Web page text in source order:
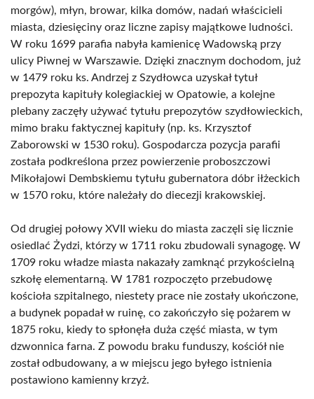
morgów), młyn, browar, kilka domów, nadań właścicieli
miasta, dziesięciny oraz liczne zapisy majątkowe ludności.
W roku 1699 parafia nabyła kamienicę Wadowską przy
ulicy Piwnej w Warszawie. Dzięki znacznym dochodom, już
w 1479 roku ks. Andrzej z Szydłowca uzyskał tytuł
prepozyta kapituły kolegiackiej w Opatowie, a kolejne
plebany zaczęły używać tytułu prepozytów szydłowieckich,
mimo braku faktycznej kapituły (np. ks. Krzysztof
Zaborowski w 1530 roku). Gospodarcza pozycja parafii
została podkreślona przez powierzenie proboszczowi
Mikołajowi Dembskiemu tytułu gubernatora dóbr iłżeckich
w 1570 roku, które należały do diecezji krakowskiej.
Od drugiej połowy XVII wieku do miasta zaczęli się licznie
osiedlać Żydzi, którzy w 1711 roku zbudowali synagogę. W
1709 roku władze miasta nakazały zamknąć przykościelną
szkołę elementarną. W 1781 rozpoczęto przebudowę
kościoła szpitalnego, niestety prace nie zostały ukończone,
a budynek popadał w ruinę, co zakończyło się pożarem w
1875 roku, kiedy to spłonęła duża część miasta, w tym
dzwonnica farna. Z powodu braku funduszy, kościół nie
został odbudowany, a w miejscu jego byłego istnienia
postawiono kamienny krzyż.